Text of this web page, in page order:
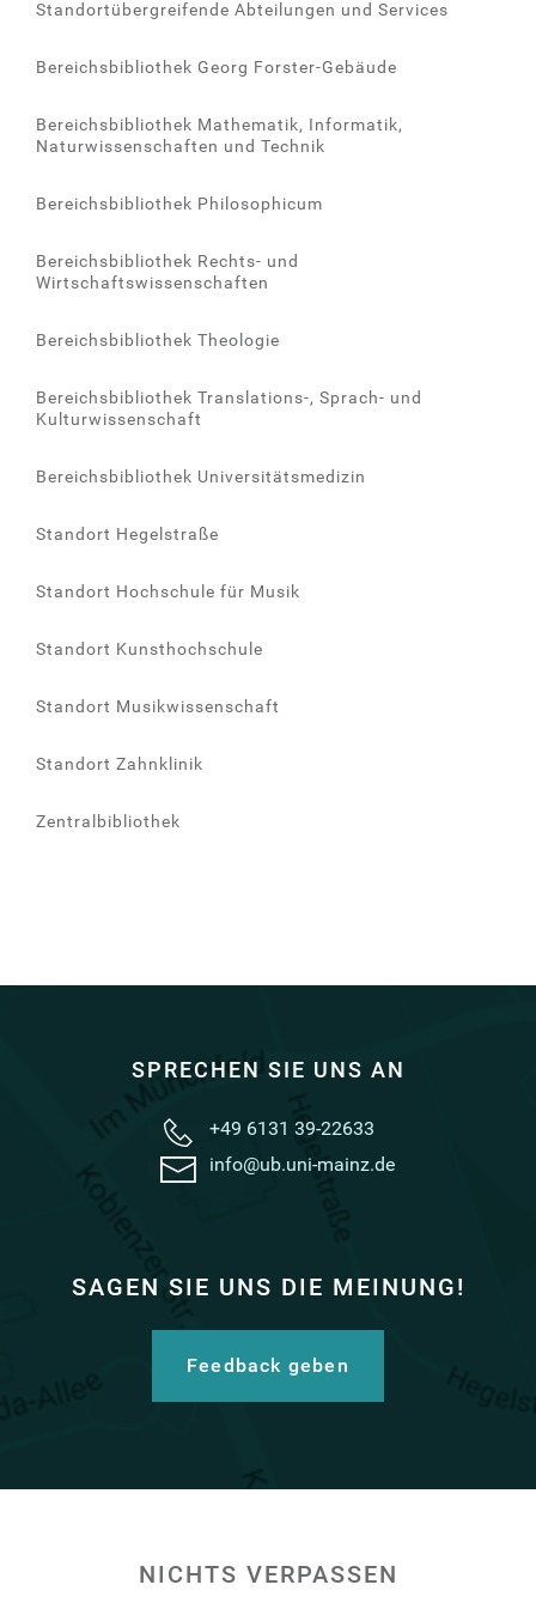
Standortübergreifende Abteilungen und Services
Bereichsbibliothek Georg Forster-Gebäude
Bereichsbibliothek Mathematik, Informatik,
Naturwissenschaften und Technik
Bereichsbibliothek Philosophicum
Bereichsbibliothek Rechts- und
Wirtschaftswissenschaften
Bereichsbibliothek Theologie
Bereichsbibliothek Translations-, Sprach- und
Kulturwissenschaft
Bereichsbibliothek Universitätsmedizin
Standort Hegelstraße
Standort Hochschule für Musik
Standort Kunsthochschule
Standort Musikwissenschaft
Standort Zahnklinik
Zentralbibliothek
SPRECHEN SIE UNS AN
+49 6131 39-22633
info@ub.uni-mainz.de
SAGEN SIE UNS DIE MEINUNG!
Feedback geben
NICHTS VERPASSEN